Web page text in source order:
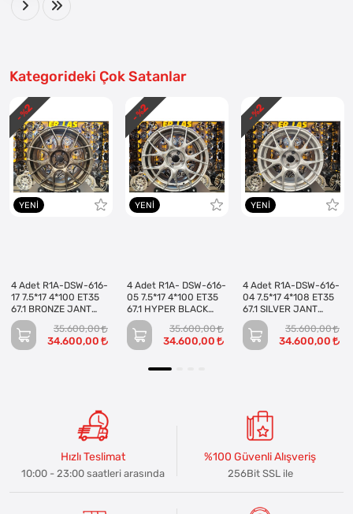
Kategorideki Çok Satanlar
YENI
4 Adet R1A-DSW-616-
17 7.5*17 4*100 ET35
67.1 BRONZE JANT
(Takım)
35.600,00
34.600,00
- %
2
YENI
4 Adet R1A- DSW-616-
05 7.5*17 4*100 ET35
67.1 HYPER BLACK
JANT (Takım)
35.600,00
34.600,00
- %
2
YENI
4 Adet R1A-DSW-616-
04 7.5*17 4*108 ET35
67.1 SILVER JANT
(Takım)
35.600,00
34.600,00
- %
2
Hızlı Teslimat
10:00 - 23:00 saatleri arasında
%100 Güvenli Alışveriş
256Bit SSL ile